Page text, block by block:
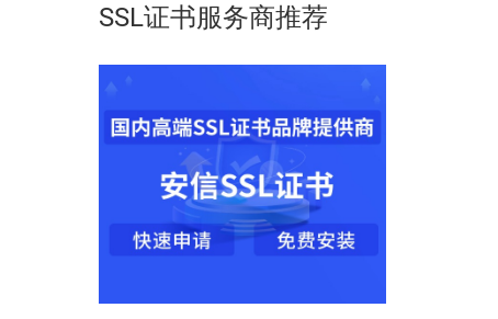
SSL证书服务商推荐